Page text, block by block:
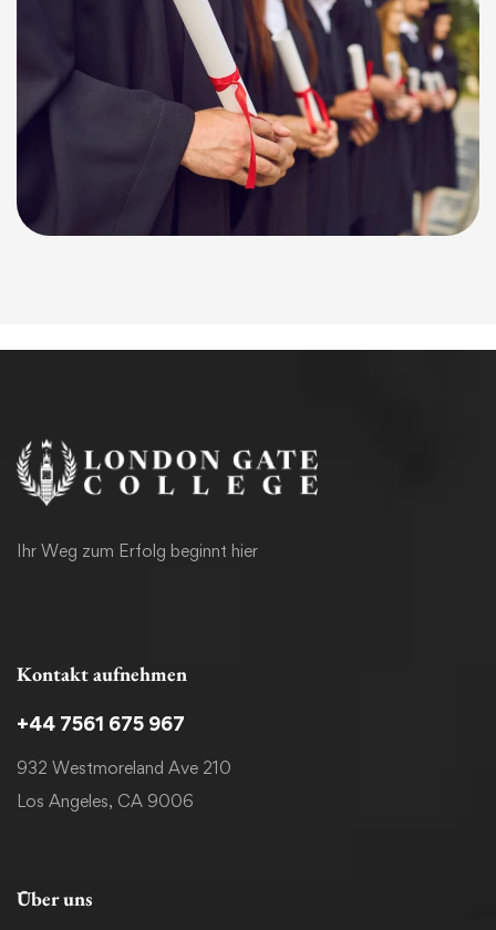
Ihr Weg zum Erfolg beginnt hier
Kontakt aufnehmen
+44 7561 675 967
932 Westmoreland Ave 210
Los Angeles, CA 9006
Über uns